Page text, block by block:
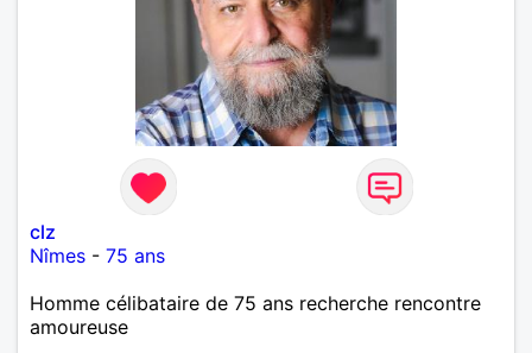
clz
Nîmes - 75 ans
Homme célibataire de 75 ans recherche rencontre
amoureuse